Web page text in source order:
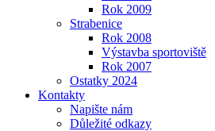
Rok 2009
Strabenice
Rok 2008
Výstavba sportoviště
Rok 2007
Ostatky 2024
Kontakty
Napište nám
Důležité odkazy